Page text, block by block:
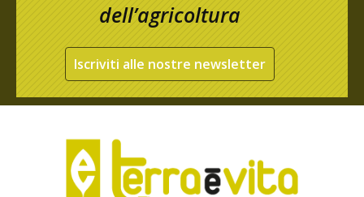
dell’agricoltura
Iscriviti alle nostre newsletter